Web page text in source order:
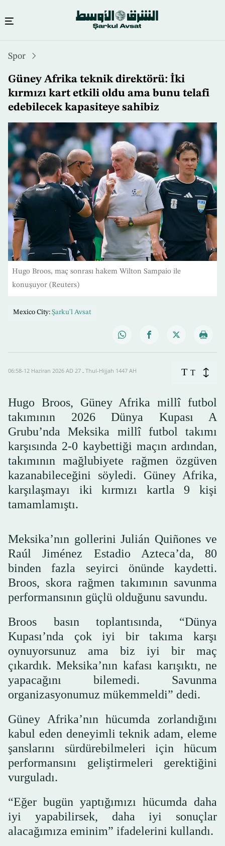
içeriğe
atla
Spor
Güney Afrika teknik direktörü: İki
kırmızı kart etkili oldu ama bunu telafi
edebilecek kapasiteye sahibiz
Hugo Broos, maç sonrası hakem Wilton Sampaio ile
konuşuyor (Reuters)
Mexico City: Şarku'l Avsat
06:58-12 Haziran 2026 AD ـ 27 Thul-Hijjah 1447 AH T T
Hugo Broos, Güney Afrika millî futbol
takımının 2026 Dünya Kupası A
Grubu’nda Meksika millî futbol takımı
karşısında 2-0 kaybettiği maçın ardından,
takımının mağlubiyete rağmen özgüven
kazanabileceğini söyledi. Güney Afrika,
karşılaşmayı iki kırmızı kartla 9 kişi
tamamlamıştı.
Meksika’nın gollerini Julián Quiñones ve
Raúl Jiménez Estadio Azteca’da, 80
binden fazla seyirci önünde kaydetti.
Broos, skora rağmen takımının savunma
performansının güçlü olduğunu savundu.
Broos basın toplantısında, “Dünya
Kupası’nda çok iyi bir takıma karşı
oynuyorsunuz ama biz iyi bir maç
çıkardık. Meksika’nın kafası karışıktı, ne
yapacağını bilemedi. Savunma
organizasyonumuz mükemmeldi” dedi.
Güney Afrika’nın hücumda zorlandığını
kabul eden deneyimli teknik adam, eleme
şanslarını sürdürebilmeleri için hücum
performansını geliştirmeleri gerektiğini
vurguladı.
“Eğer bugün yaptığımızı hücumda daha
iyi yapabilirsek, daha iyi sonuçlar
alacağımıza eminim” ifadelerini kullandı.